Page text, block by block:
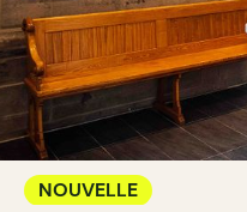
NOUVELLE